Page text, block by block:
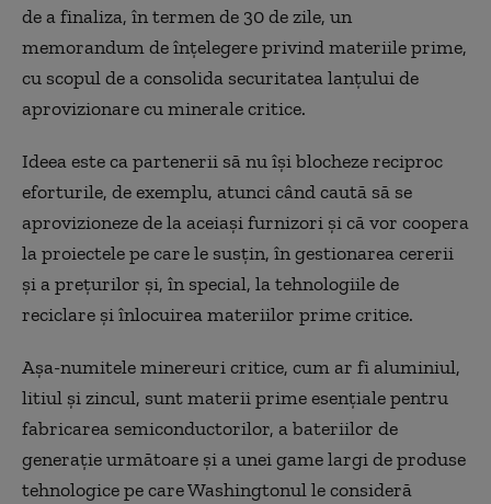
de a finaliza, în termen de 30 de zile, un
memorandum de înţelegere privind materiile prime,
cu scopul de a consolida securitatea lanţului de
aprovizionare cu minerale critice.
Ideea este ca partenerii să nu îşi blocheze reciproc
eforturile, de exemplu, atunci când caută să se
aprovizioneze de la aceiaşi furnizori şi că vor coopera
la proiectele pe care le susţin, în gestionarea cererii
şi a preţurilor şi, în special, la tehnologiile de
reciclare şi înlocuirea materiilor prime critice.
Aşa-numitele minereuri critice, cum ar fi aluminiul,
litiul şi zincul, sunt materii prime esenţiale pentru
fabricarea semiconductorilor, a bateriilor de
generaţie următoare şi a unei game largi de produse
tehnologice pe care Washingtonul le consideră